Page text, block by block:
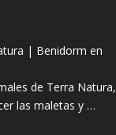
| Benidorm en
de Terra Natura,
las maletas y …